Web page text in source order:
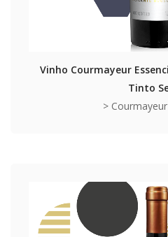
Vinho Courmayeur
Tinto
>